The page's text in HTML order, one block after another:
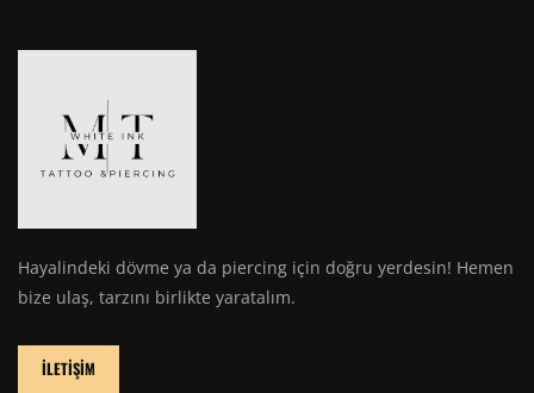
Hayalindeki dövme ya da piercing için doğru yerdesin! Hemen
bize ulaş, tarzını birlikte yaratalım.
İLETİŞİM